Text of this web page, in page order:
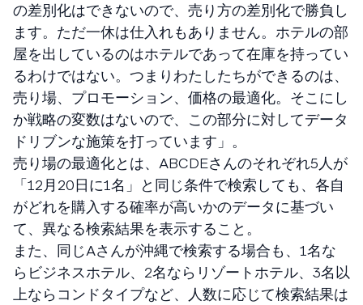
の差別化はできないので、売り方の差別化で勝負し
ます。ただ一休は仕入れもありません。ホテルの部
屋を出しているのはホテルであって在庫を持ってい
るわけではない。つまりわたしたちができるのは、
売り場、プロモーション、価格の最適化。そこにし
か戦略の変数はないので、この部分に対してデータ
ドリブンな施策を打っています」。
売り場の最適化とは、ABCDEさんのそれぞれ5人が
「12月20日に1名」と同じ条件で検索しても、各自
がどれを購入する確率が高いかのデータに基づい
て、異なる検索結果を表示すること。
また、同じAさんが沖縄で検索する場合も、1名な
らビジネスホテル、2名ならリゾートホテル、3名以
上ならコンドタイプなど、人数に応じて検索結果は